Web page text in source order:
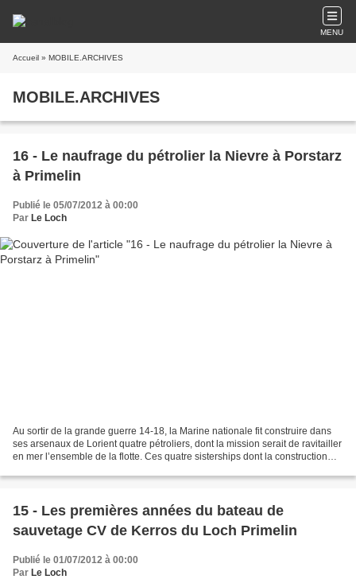
MENU
Accueil » MOBILE.ARCHIVES
MOBILE.ARCHIVES
16 - Le naufrage du pétrolier la Nievre à Porstarz
à Primelin
Publié le 05/07/2012 à 00:00
Par Le Loch
Au sortir de la grande guerre 14-18, la Marine nationale fit construire dans
ses arsenaux de Lorient quatre pétroliers, dont la mission serait de ravitailler
en mer l’ensemble de la flotte. Ces quatre sisterships dont la construction
15 - Les premières années du bateau de
sauvetage CV de Kerros du Loch Primelin
Publié le 01/07/2012 à 00:00
Par Le Loch